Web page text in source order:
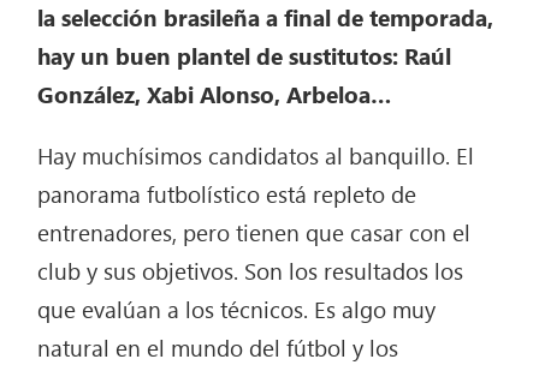
la selección brasileña a final de temporada,
hay un buen plantel de sustitutos: Raúl
González, Xabi Alonso, Arbeloa…
Hay muchísimos candidatos al banquillo. El
panorama futbolístico está repleto de
entrenadores, pero tienen que casar con el
club y sus objetivos. Son los resultados los
que evalúan a los técnicos. Es algo muy
natural en el mundo del fútbol y los